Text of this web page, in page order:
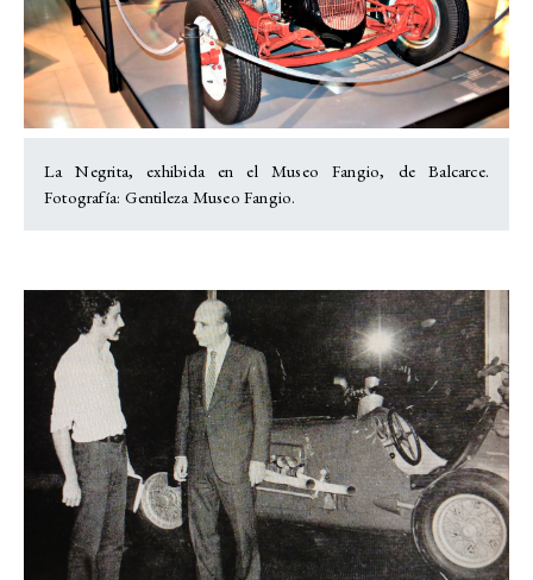
La Negrita, exhibida en el Museo Fangio, de Balcarce.
Fotografía: Gentileza Museo Fangio.